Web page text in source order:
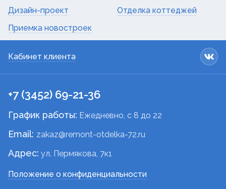
Дизайн-проект
Приемка новостроек
Отделка коттеджей
Кабинет клиента
+7 (3452) 69-21-36
График работы: Ежедневно, c 8 до 22
Email: zakaz@remont-otdelka-72.ru
Адрес: ул. Пермякова, 7к1
Положение о конфиденциальности